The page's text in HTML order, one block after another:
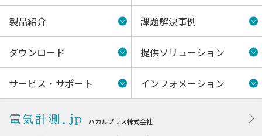
製品紹介 課題解決事例
ダウンロード 提供ソリューション
サービス・サポート インフォメーション
ハカルプラス株式会社